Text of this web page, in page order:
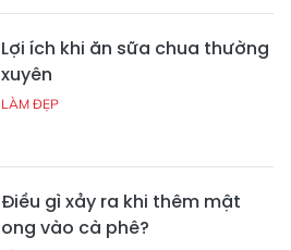
Lợi ích khi ăn sữa chua thường
xuyên
LÀM ĐẸP
Điều gì xảy ra khi thêm mật
ong vào cà phê?